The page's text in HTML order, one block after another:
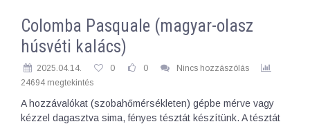
Colomba Pasquale (magyar-olasz
húsvéti kalács)
2025.04.14. 0 0
Nincs hozzászólás
24694 megtekintés
A hozzávalókat (szobahőmérsékleten) gépbe mérve vagy
kézzel dagasztva sima, fényes tésztát készítünk. A tésztát